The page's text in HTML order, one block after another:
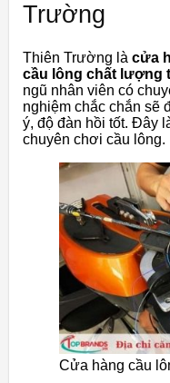
Trường
Thiên Trường là cửa
cầu lông chất lượng
ngũ nhân viên có
nghiệm chắc chắn sẽ
ý, độ đàn hồi tốt. Đây
chuyên chơi cầu lông.
Cửa hàng cầu